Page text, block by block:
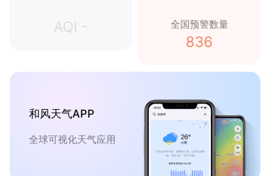
AQI - 全国预警数量
836
和风天气APP
全球可视化天气应用